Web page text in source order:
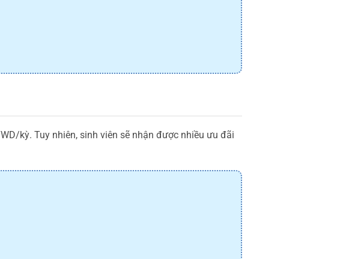
kỳ. Tuy nhiên, sinh viên sẽ nhận được nhiều ưu đãi